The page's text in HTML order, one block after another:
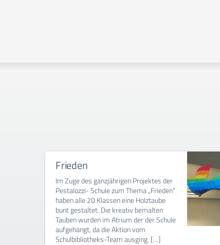
Frieden
Im Zuge des ganzjährigen Projektes der
Pestalozzi- Schule zum Thema „Frieden“
haben alle 20 Klassen eine Holztaube
bunt gestaltet. Die kreativ bemalten
Tauben wurden im Atrium der der Schule
aufgehängt, da die Aktion vom
Schulbibliotheks-Team ausging. […]